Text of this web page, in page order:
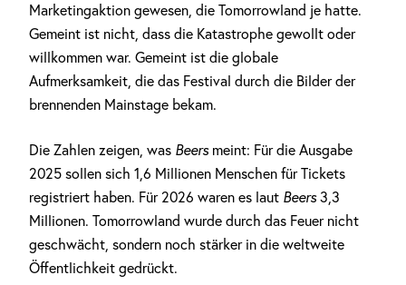
Marketingaktion gewesen, die Tomorrowland je hatte.
Gemeint ist nicht, dass die Katastrophe gewollt oder
willkommen war. Gemeint ist die globale
Aufmerksamkeit, die das Festival durch die Bilder der
brennenden Mainstage bekam.
Die Zahlen zeigen, was Beers meint: Für die Ausgabe
2025 sollen sich 1,6 Millionen Menschen für Tickets
registriert haben. Für 2026 waren es laut Beers3,3
Millionen. Tomorrowland wurde durch das Feuer nicht
geschwächt, sondern noch stärker in die weltweite
Öffentlichkeit gedrückt.